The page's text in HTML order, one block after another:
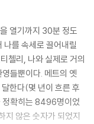
열기까지 30분 정도
나를 속세로 끌어내릴
첼리, 나와 실제로 거의
들뿐이다. 메트의 옛
한다(몇 년이 흐른 후
정확히는 8496명이었
지 않은 숫자가 되었지